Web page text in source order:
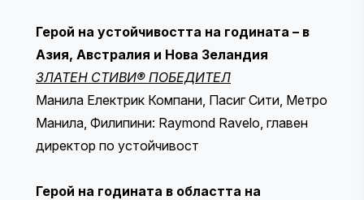
Герой на устойчивостта на годината – в
Азия, Австралия и Нова Зеландия
ЗЛАТЕН СТИВИ® ПОБЕДИТЕЛ
Манила Електрик Компани, Пасиг Сити, Метро
Манила, Филипини: Raymond Ravelo, главен
директор по устойчивост
Герой на годината в областта на